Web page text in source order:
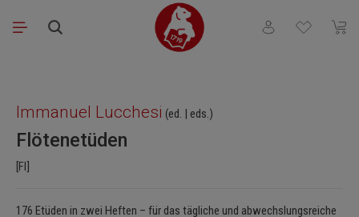
Skip to main content
You have 0
Immanuel Lucchesi (ed. | eds.)
Flötenetüden
[Fl]
176 Etüden in zwei Heften – für das tägliche und abwechslungsreiche